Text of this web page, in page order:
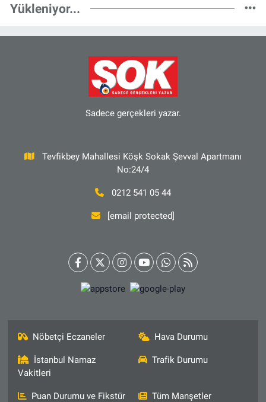
Yükleniyor...
Sadece gerçekleri yazar.
Tevfikbey Mahallesi Köşk Sokak Şevval Apartmanı
No:24/4
0212 541 05 44
[email protected]
Nöbetçi Eczaneler Hava Durumu
İstanbul Namaz
Vakitleri
Trafik Durumu
Puan Durumu ve Fikstür Tüm Manşetler